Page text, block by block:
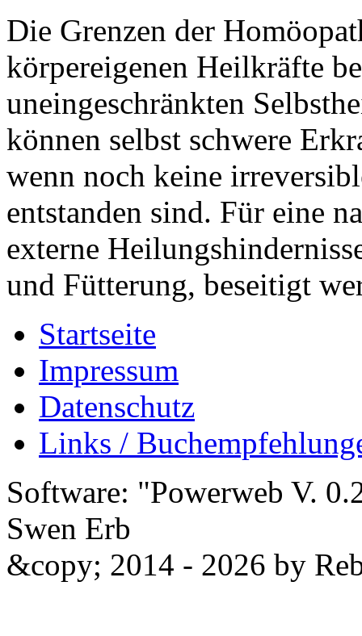
Die Grenzen der
körpereigenen Heilkräfte
uneingeschränkten
können selbst schwere
wenn noch keine
entstanden sind. Für eine
externe
und Fütterung, beseitigt
Startseite
Impressum
Datenschutz
Links /
Software: "Powerweb V.
Swen Erb
&copy; 2014 - 2026 by